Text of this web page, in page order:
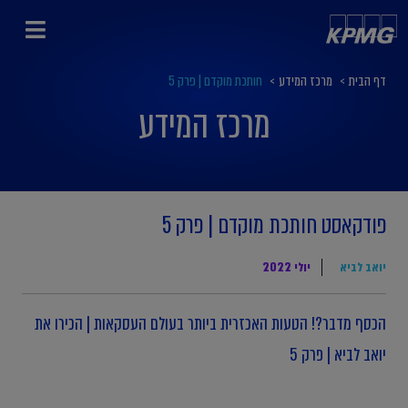
דף הבית > מרכז המידע > חותכת מוקדם | פרק 5
מרכז המידע
פודקאסט חותכת מוקדם | פרק 5
יואב לביא יולי 2022
הכסף מדבר?! הטעות האכזרית ביותר בעולם העסקאות | הכירו את
יואב לביא | פרק 5